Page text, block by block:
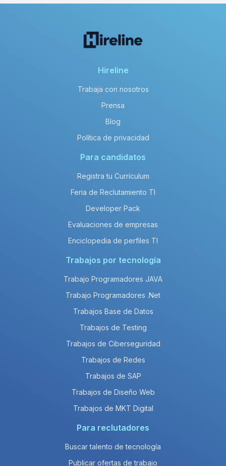
Hireline
Trabaja con nosotros
Prensa
Blog
Política de privacidad
Para candidatos
Registra tu Currículum
Feria de Reclutamiento TI
Developer Pack
Evaluaciones de empresas
Enciclopedia de perfiles TI
Trabajos por tecnología
Trabajo Programadores JAVA
Trabajo Programadores .Net
Trabajos Base de Datos
Trabajos de Testing
Trabajos de Ciberseguridad
Trabajos de Redes
Trabajos de SAP
Trabajos de Diseño Web
Trabajos de MKT Digital
Para reclutadores
Buscar talento de tecnología
Publicar ofertas de trabajo